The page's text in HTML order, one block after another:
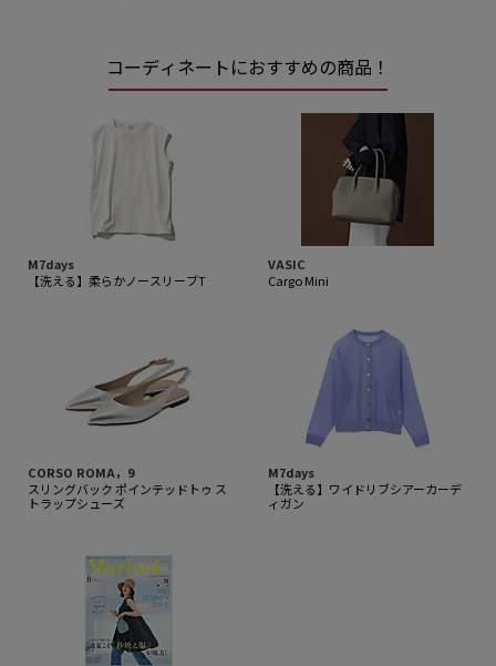
コーディネートにおすすめの商品！
M7days
【洗える】柔らかノースリーブT
VASIC
Cargo Mini
CORSO ROMA，9
スリングバック ポインテッドトゥ ス
トラップシューズ
M7days
【洗える】ワイドリブシアーカーデ
ィガン